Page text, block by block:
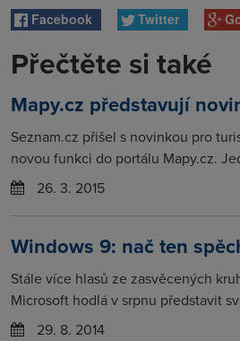
Facebook Twitter
Přečtěte si také
Mapy.cz představují
Seznam.cz přišel s novinkou pro
novou funkci do portálu Mapy.cz.
26. 3. 2015
Windows 9: nač ten
Stále více hlasů ze zasvěcených
Microsoft hodlá v srpnu představit
29. 8. 2014